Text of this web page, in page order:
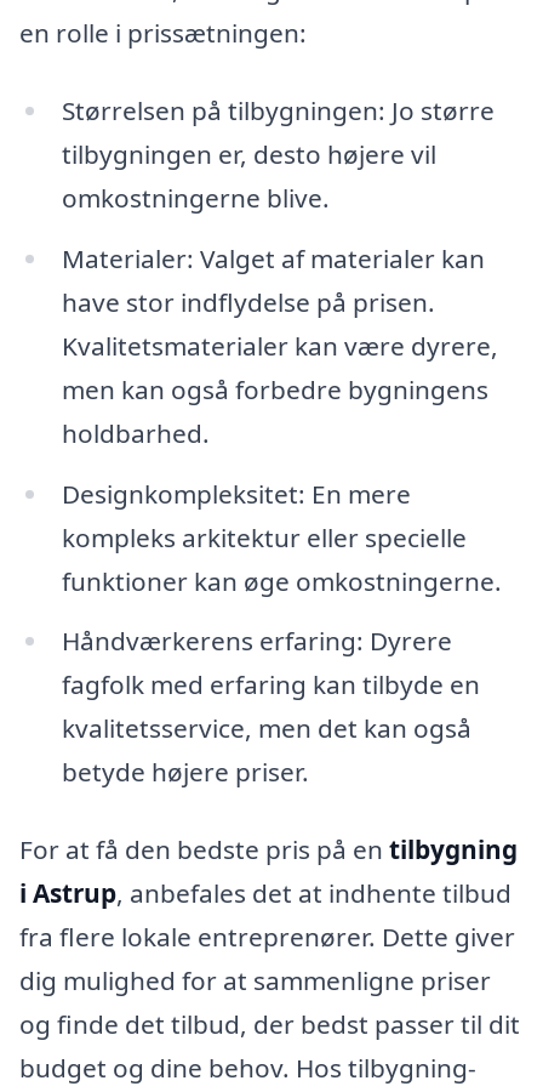
en rolle i prissætningen:
Størrelsen på tilbygningen: Jo større
tilbygningen er, desto højere vil
omkostningerne blive.
Materialer: Valget af materialer kan
have stor indflydelse på prisen.
Kvalitetsmaterialer kan være dyrere,
men kan også forbedre bygningens
holdbarhed.
Designkompleksitet: En mere
kompleks arkitektur eller specielle
funktioner kan øge omkostningerne.
Håndværkerens erfaring: Dyrere
fagfolk med erfaring kan tilbyde en
kvalitetsservice, men det kan også
betyde højere priser.
For at få den bedste pris på en tilbygning
i Astrup, anbefales det at indhente tilbud
fra flere lokale entreprenører. Dette giver
dig mulighed for at sammenligne priser
og finde det tilbud, der bedst passer til dit
budget og dine behov. Hos tilbygning-